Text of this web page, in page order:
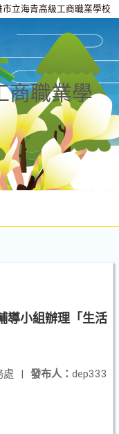
市立海青高級工商職業學校
商職業學
導小組辦理「生活
發布人： dep333
處 |